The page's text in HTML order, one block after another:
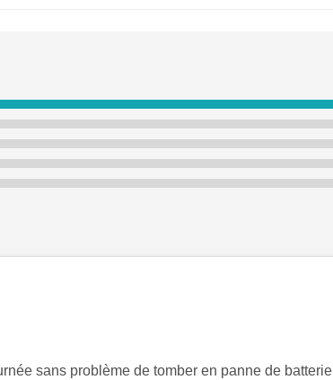
sans problème de tomber en panne de batterie